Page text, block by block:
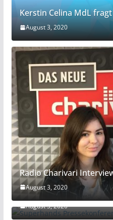
Kerstin Celina MdL fragt
August 3, 2020
Radio Charivari
August 3, 2020
Superhands
August 3, 2020